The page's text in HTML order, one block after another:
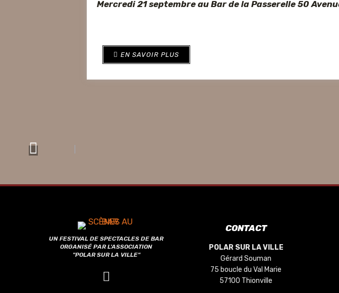
Mercredi 21 septembre au Bar de la Passerelle 50
EN SAVOIR PLUS
UN FESTIVAL DE SPECTACLES DE BAR
ORGANISÉ PAR L'ASSOCIATION
"POLAR SUR LA VILLE"
CONTACT
POLAR SUR LA VILLE
Gérard Souman
75 boucle du Val Marie
57100 Thionville